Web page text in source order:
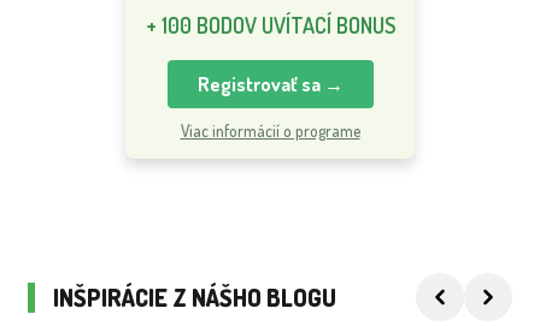
+ 100 BODOV UVÍTACÍ BONUS
Registrovať sa →
Viac informácií o programe
INŠPIRÁCIE Z NÁŠHO BLOGU